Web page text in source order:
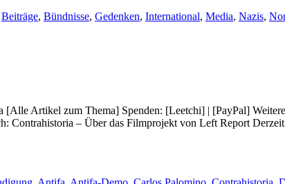
Beiträge, Bündnisse, Gedenken, International, Media, Nazis,
[Alle Artikel zum Thema] Spenden: [Leetchi] | [PayPal]
Contrahistoria – Über das Filmprojekt von Left Report